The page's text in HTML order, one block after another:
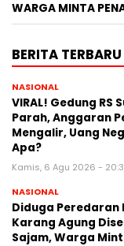
WARGA MINTA
BERITA TERBARU
NASIONAL
VIRAL! Gedung RS
Parah, Anggaran
Mengalir, Uang
Apa?
Kamis, 6 Agu 2026 -
NASIONAL
Diduga Peredaran
Karang Agung
Sajam, Warga